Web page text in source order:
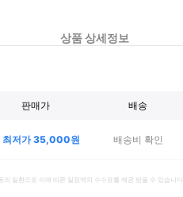
상품 상세정보
판매가 배송
최저가35,000원 배송비 확인
의 일환으로 이에 따른 일정액의 수수료를 제공 받을 수 있습니다